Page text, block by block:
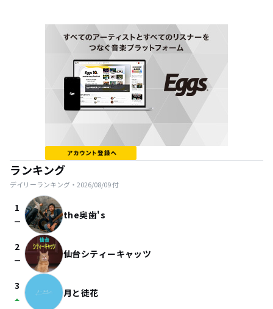
ランキング
デイリーランキング・ 2026/08/09付
1
check_indeterminate_small the奥歯's
2
check_indeterminate_small 仙台シティーキャッツ
3
arrow_drop_up 月と徒花